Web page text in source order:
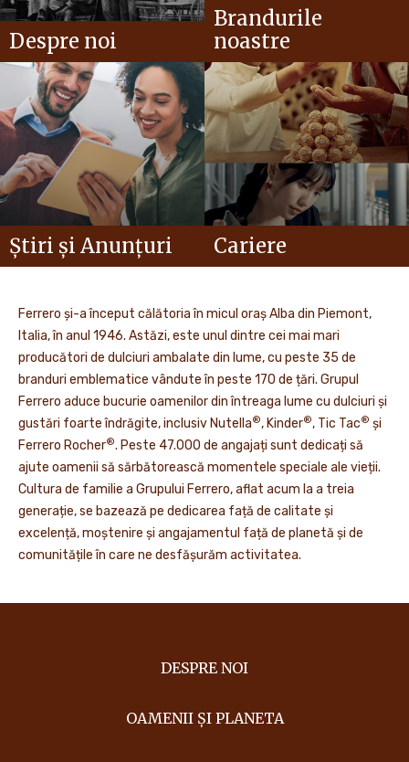
Despre noi
Brandurile
noastre
Știri și Anunțuri Cariere
Ferrero și-a început călătoria în micul oraș Alba din Piemont,
Italia, în anul 1946. Astăzi, este unul dintre cei mai mari
producători de dulciuri ambalate din lume, cu peste 35 de
branduri emblematice vândute în peste 170 de țări. Grupul
Ferrero aduce bucurie oamenilor din întreaga lume cu dulciuri și
gustări foarte îndrăgite, inclusiv Nutella®, Kinder®, Tic Tac® și
Ferrero Rocher®. Peste 47.000 de angajați sunt dedicați să
ajute oamenii să sărbătorească momentele speciale ale vieții.
Cultura de familie a Grupului Ferrero, aflat acum la a treia
generație, se bazează pe dedicarea față de calitate și
excelență, moștenire și angajamentul față de planetă și de
comunitățile în care ne desfășurăm activitatea.
DESPRE NOI
OAMENII ȘI PLANETA